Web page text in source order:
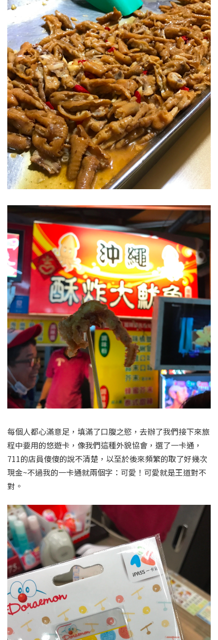
每個人都心滿意足，填滿了口腹之慾，去辦了我們接下來旅
程中要用的悠遊卡，像我們這種外貌協會，選了一卡通，
711的店員傻傻的說不清楚，以至於後來頻繁的取了好幾次
現金~不過我的一卡通就兩個字：可愛！可愛就是王道對不
對。